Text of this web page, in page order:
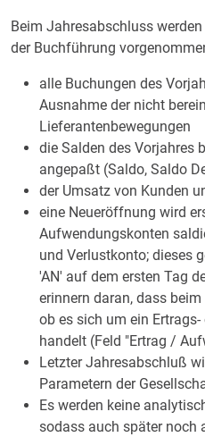
Beim Jahresabschluss
der Buchführung
alle Buchungen des
Ausnahme der nicht
Lieferantenbewegungen
die Salden des Vorjahres
angepaßt (Saldo, Saldo
der Umsatz von Kunden
eine Neueröffnung wird
Aufwendungskonten
und Verlustkonto; dieses
'AN' auf dem ersten Tag
erinnern daran, dass
ob es sich um ein
handelt (Feld "Ertrag /
Letzter Jahresabschluß
Parametern der
Es werden keine
sodass auch später noch